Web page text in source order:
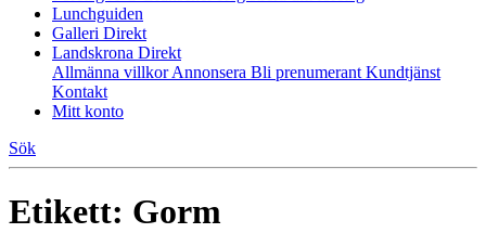
Lunchguiden
Galleri Direkt
Landskrona Direkt
Allmänna villkorAnnonsera Bli prenumerant Kundtjänst
Kontakt
Mitt konto
Sök
Etikett: Gorm